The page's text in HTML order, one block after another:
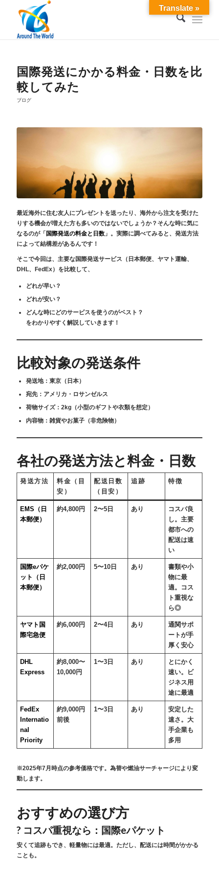
国際発送にかかる料金・日数を比
較してみた
ブログ
最近海外に住む友人にプレゼントを送ったり、海外から注文を受けた
りする機会が増えた方も多いのではないでしょうか？そんな時に気に
なるのが「国際発送の料金と日数」。実際に調べてみると、発送方法
によって結構差があるんです！
そこで今回は、主要な国際発送サービス（日本郵便、ヤマト運輸、
DHL、FedEx）を比較して、
どれが早い？
どれが安い？
どんな時にどのサービスを使うのがベスト？
をわかりやすく解説していきます！
比較対象の発送条件
発送地：東京（日本）
宛先：アメリカ・ロサンゼルス
荷物サイズ：2kg（小型のギフトや衣類を想定）
内容物：雑貨やお菓子（非危険物）
各社の発送方法と料金・日数
発送方法
料金（目
安）
配送日数
（目安）
追跡 特徴
EMS（日
本郵便）
約4,800円 2〜5日 あり
コスパ良
し。主要
都市への
配送は速
い
国際eパケ
ット（日
本郵便）
約2,000円 5〜10日 あり
書類や小
物に最
適。コス
ト重視な
ら◎
ヤマト国
際宅急便
約6,000円 2〜4日 あり
通関サポ
ートが手
厚く安心
DHL
Express
約8,000〜
10,000円
1〜3日 あり
とにかく
速い。ビ
ジネス用
途に最適
FedEx
Internatio
nal
Priority
約9,000円
前後
1〜3日 あり
安定した
速さ。大
手企業も
多用
※2025年7月時点の参考価格です。為替や燃油サーチャージにより変
動します。
おすすめの選び方
? コスパ重視なら： 国際eパケット
安くて追跡もでき、軽量物には最適。ただし、配送には時間がかかる
ことも。
Translate »